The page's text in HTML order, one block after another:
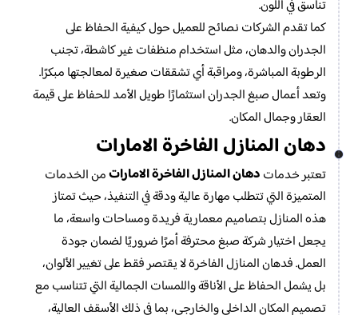
تناسق في اللون.
كما تقدم الشركات نصائح للعميل حول كيفية الحفاظ على
الجدران والدهان، مثل استخدام منظفات غير كاشطة، تجنب
الرطوبة المباشرة، ومراقبة أي تشققات صغيرة لمعالجتها مبكرًا.
وتعد أعمال صبغ الجدران استثمارًا طويل الأمد للحفاظ على قيمة
العقار وجمال المكان.
دهان المنازل الفاخرة الامارات
تعتبر خدماتدهان المنازل الفاخرة الاماراتمن الخدمات
المتميزة التي تتطلب مهارة عالية ودقة في التنفيذ، حيث تمتاز
هذه المنازل بتصاميم معمارية فريدة ومساحات واسعة، ما
يجعل اختيار شركة صبغ محترفة أمرًا ضروريًا لضمان جودة
العمل. فدهان المنازل الفاخرة لا يقتصر فقط على تغيير الألوان،
بل يشمل الحفاظ على الأناقة واللمسات الجمالية التي تتناسب مع
تصميم المكان الداخلي والخارجي، بما في ذلك الأسقف العالية،